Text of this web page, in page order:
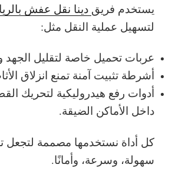
يستخدم فريق دينا نقل عفش
لتسهيل عملية النقل مثل:
عربات تحميل خاصة لتقليل
أشرطة تثبيت آمنة تمنع انزلاق
أدوات رفع هيدروليكية لتحريك
داخل الأماكن الضيقة.
كل أداة نستخدمها مصممة لتجعل
سهولة، وسرعة، وأمانًا.